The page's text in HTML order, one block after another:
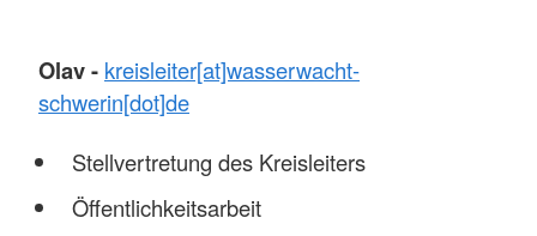
Olav - kreisleiter[at]wasserwacht-
schwerin[dot]de
Stellvertretung des Kreisleiters
Öffentlichkeitsarbeit